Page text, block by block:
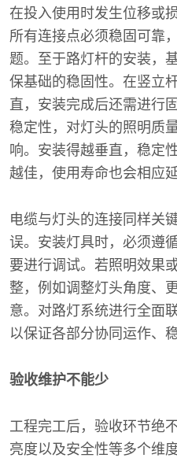
在投入使用时发生位移或
所有连接点必须稳固可靠
题。至于路灯杆的安装，
保基础的稳固性。在竖立
直，安装完成后还需进行
稳定性，对灯头的照明质
响。安装得越垂直，稳定
越佳，使用寿命也会相应延
电缆与灯头的连接同样关
误。安装灯具时，必须遵
要进行调试。若照明效果
整，例如调整灯头角度、
意。对路灯系统进行全面
以保证各部分协同运作、
验收维护不能少
工程完工后，验收环节绝
亮度以及安全性等多个维